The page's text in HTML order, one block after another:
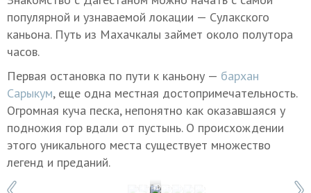
популярной и узнаваемой локации — Сулакского
каньона. Путь из Махачкалы займет около полутора
часов.
Первая остановка по пути к каньону — бархан
Сарыкум, еще одна местная достопримечательность.
Огромная куча песка, непонятно как оказавшаяся у
подножия гор вдали от пустынь. О происхождении
этого уникального места существует множество
легенд и преданий.
Фото: Мадина Гаджиева/ТАСС
1 / 7